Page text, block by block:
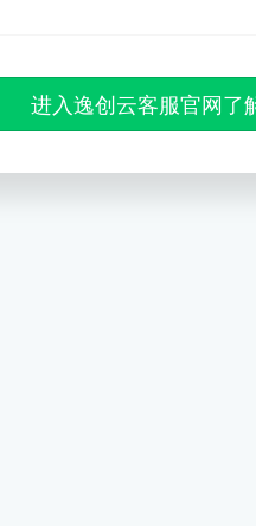
进入逸创云客服官网了